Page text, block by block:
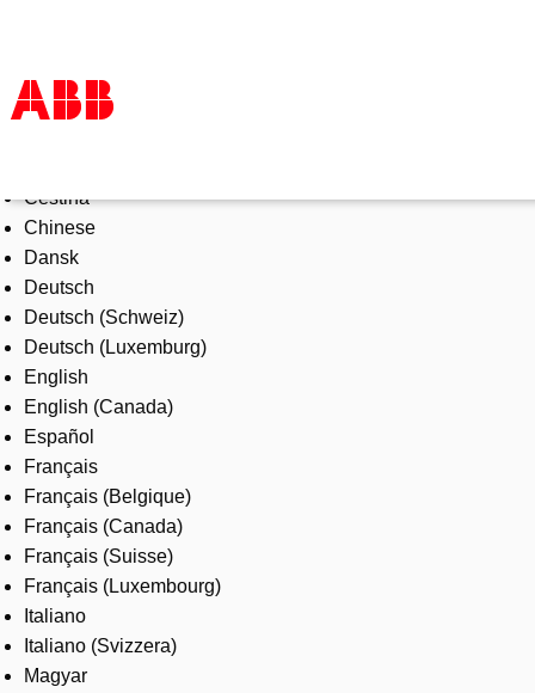
Products & Solutions
Industries
Services
About us
Where to buy
Contact us
Careers
Čeština
Chinese
Dansk
Deutsch
Deutsch (Schweiz)
Deutsch (Luxemburg)
English
English (Canada)
Español
Français
Français (Belgique)
Français (Canada)
Français (Suisse)
Français (Luxembourg)
Italiano
Italiano (Svizzera)
Magyar